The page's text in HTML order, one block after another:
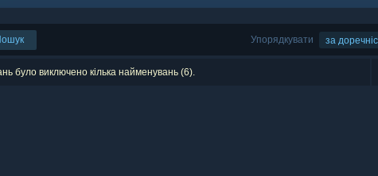
Упорядкувати за
було виключено кілька найменувань (6).